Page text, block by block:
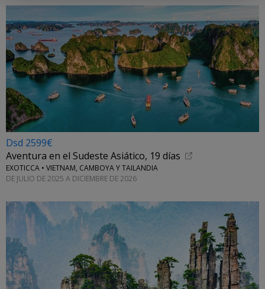
Dsd 2599€
Aventura en el Sudeste Asiático, 19 días
EXOTICCA • VIETNAM, CAMBOYA Y TAILANDIA
DE JULIO DE 2025 A DICIEMBRE DE 2026